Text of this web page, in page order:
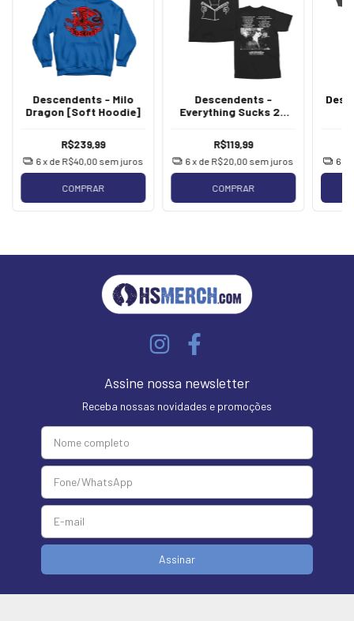
Descendents - Milo
Dragon [Soft Hoodie]
R$239,99
6x de R$40,00 sem juros
COMPRAR
Descendents -
Everything Sucks 25
R$119,99
6 x de R$20,00 sem juros
COMPRAR
6
Assine nossa newsletter
Receba nossas novidades e promoções